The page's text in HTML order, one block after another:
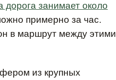
дорога занимает около
примерно за час.
в маршрут между этими
из крупных